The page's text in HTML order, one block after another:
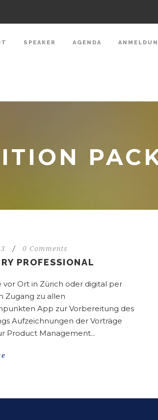
SPEAKER AGENDA
/ 0 Comments
PROFESSIONAL
vor Ort in Zürich oder digital per
Zugang zu allen
App zur Vorbereitung des
Aufzeichnungen der Vorträge
Product Management...